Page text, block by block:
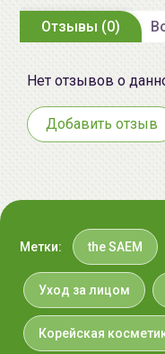
Аккуратно
нанесите
тщательно
Аккуратно
ннесите
века для
Импортер в
Отзывы (0)
Нет отзывов о
Добавить отзыв
Метки: the SAEM
Уход за лицом
Корейская